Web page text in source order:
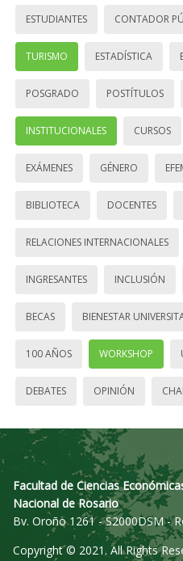
ESTUDIANTES CONTADOR
TURISMO ESTADÍSTICA
POSGRADO POSTÍTULOS
INSTITUCIONALES CURSOS
EXÁMENES GÉNERO
BIBLIOTECA DOCENTES
RELACIONES INTERNACIONALES
INGRESANTES INCLUSIÓN
BECAS BIENESTAR
100 AÑOS WORKSHOP
DEBATES OPINIÓN
Facultad de Ciencias
Nacional de Rosario
Bv. Oroño 1261 - S2000DSM -
Copyright © 2021. All Rights